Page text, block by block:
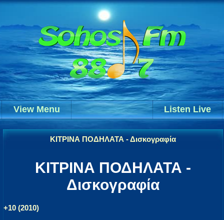
Listen Live
View Menu
ΚΙΤΡΙΝΑ ΠΟΔΗΛΑΤΑ - Δισκογραφία
ΚΙΤΡΙΝΑ ΠΟΔΗΛΑΤΑ -
Δισκογραφία
+10 (2010)